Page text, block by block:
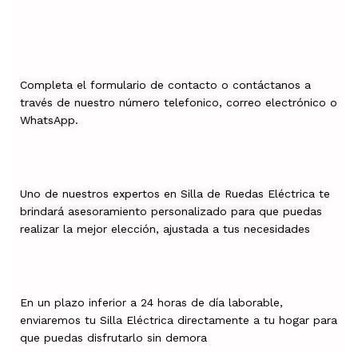
Completa el formulario de contacto o contáctanos a
través de nuestro número telefonico, correo electrónico o
WhatsApp.
Uno de nuestros expertos en Silla de Ruedas Eléctrica te
brindará asesoramiento personalizado para que puedas
realizar la mejor elección, ajustada a tus necesidades
En un plazo inferior a 24 horas de día laborable,
enviaremos tu Silla Eléctrica directamente a tu hogar para
que puedas disfrutarlo sin demora